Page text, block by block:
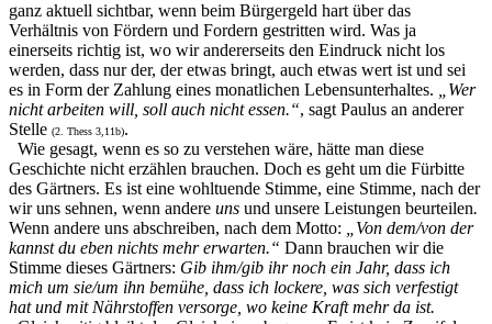
ganz aktuell sichtbar, wenn beim Bürgergeld hart über das
Verhältnis von Fördern und Fordern gestritten wird. Was ja
einerseits richtig ist, wo wir andererseits den Eindruck nicht los
werden, dass nur der, der etwas bringt, auch etwas wert ist und sei
es in Form der Zahlung eines monatlichen Lebensunterhaltes.
„Wer
nicht arbeiten will, soll auch nicht essen.“, sagt Paulus an anderer
Stelle (2. Thess 3,11b).
Wie gesagt, wenn es so zu verstehen wäre, hätte man diese
Geschichte nicht erzählen brauchen. Doch es geht um die Fürbitte
des Gärtners. Es ist eine wohltuende Stimme, eine Stimme, nach der
wir uns sehnen, wenn andere uns und unsere Leistungen beurteilen.
Wenn andere uns abschreiben, nach dem Motto:
„Von dem/von der
kannst du eben nichts mehr erwarten.“ Dann brauchen wir die
Stimme dieses Gärtners: Gib ihm/gib ihr noch ein Jahr, dass ich
mich um sie/um ihn bemühe, dass ich lockere, was sich verfestigt
hat und mit Nährstoffen versorge, wo keine Kraft mehr da ist.